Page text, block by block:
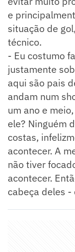
e
situação de
técnico.
- Eu costumo
justamente
aqui são pais
andam num
um ano e
ele? Ninguém
costas,
acontecer. A
não tiver
acontecer.
cabeça deles -